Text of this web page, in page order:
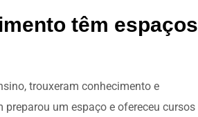
têm espaços
trouxeram conhecimento e
um espaço e ofereceu cursos